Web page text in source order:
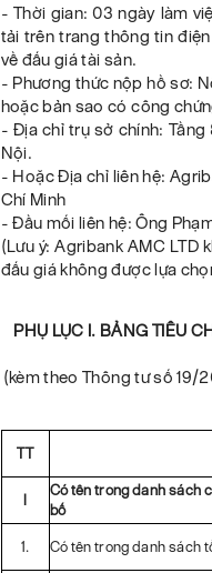
- Thời gian: 03 ngày làm
tải trên trang thông tin
về đấu giá tài sản.
- Phương thức nộp hồ sơ:
hoặc bản sao có công
- Địa chỉ trụ sở chính: Tầng
Nội.
- Hoặc Địa chỉ liên hệ:
Chí Minh
- Đầu mối liên hệ: Ông
(Lưu ý: Agribank AMC
đấu giá không được lựa
PHỤ LỤC I. BẢNG TIÊU
(kèm theo Thông tư số 19/
TT
I
Có tên trong danh sách
bố
1. Có tên trong danh sách